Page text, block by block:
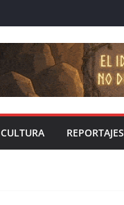
CULTURA REPORTAJES